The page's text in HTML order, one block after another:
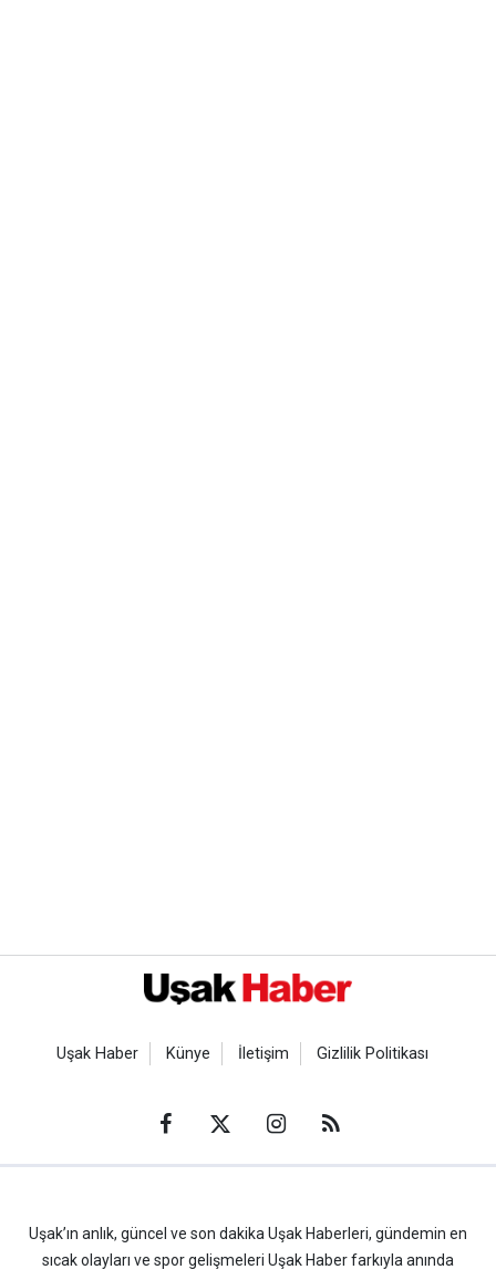
Uşak Haber Künye İletişim Gizlilik Politikası
Uşak’ın anlık, güncel ve son dakika Uşak Haberleri, gündemin en
sıcak olayları ve spor gelişmeleri Uşak Haber farkıyla anında